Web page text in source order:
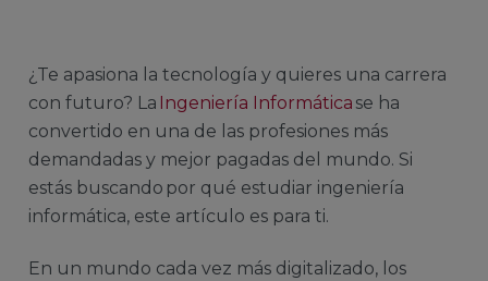
¿Te apasiona la tecnología y quieres una carrera
con futuro? La Ingeniería Informática se ha
convertido en una de las profesiones más
demandadas y mejor pagadas del mundo. Si
estás buscando por qué estudiar ingeniería
informática, este artículo es para ti.
En un mundo cada vez más digitalizado, los